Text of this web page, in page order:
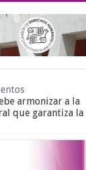
armonizar a la
que garantiza la